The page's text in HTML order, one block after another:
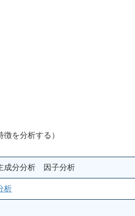
を分析する）
分分析 因子分析
析